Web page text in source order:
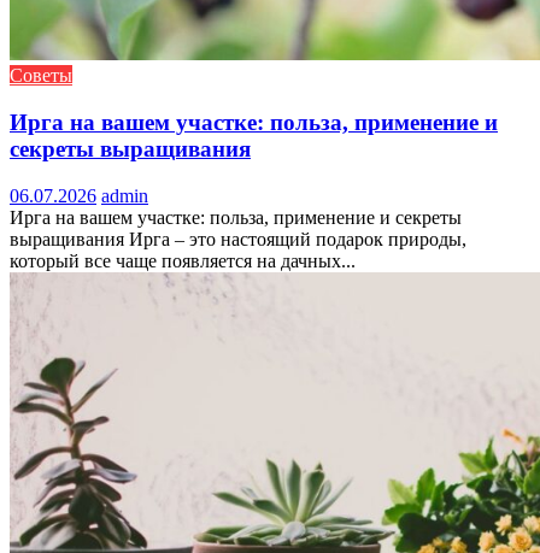
Советы
Ирга на вашем участке: польза, применение и
секреты выращивания
06.07.2026 admin
Ирга на вашем участке: польза, применение и секреты
выращивания Ирга – это настоящий подарок природы,
который все чаще появляется на дачных...